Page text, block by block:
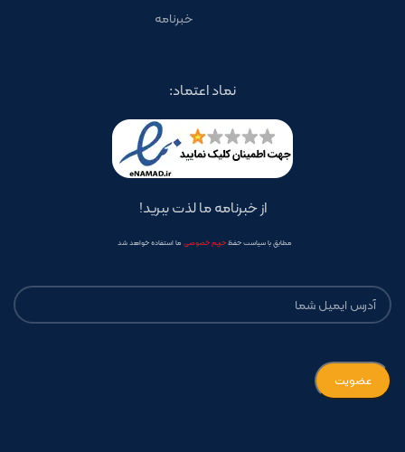
خبرنامه
نماد اعتماد:
از خبرنامه ما لذت ببرید!
مطابق با سیاست حفظحریم خصوصی ما استفاده خواهد شد